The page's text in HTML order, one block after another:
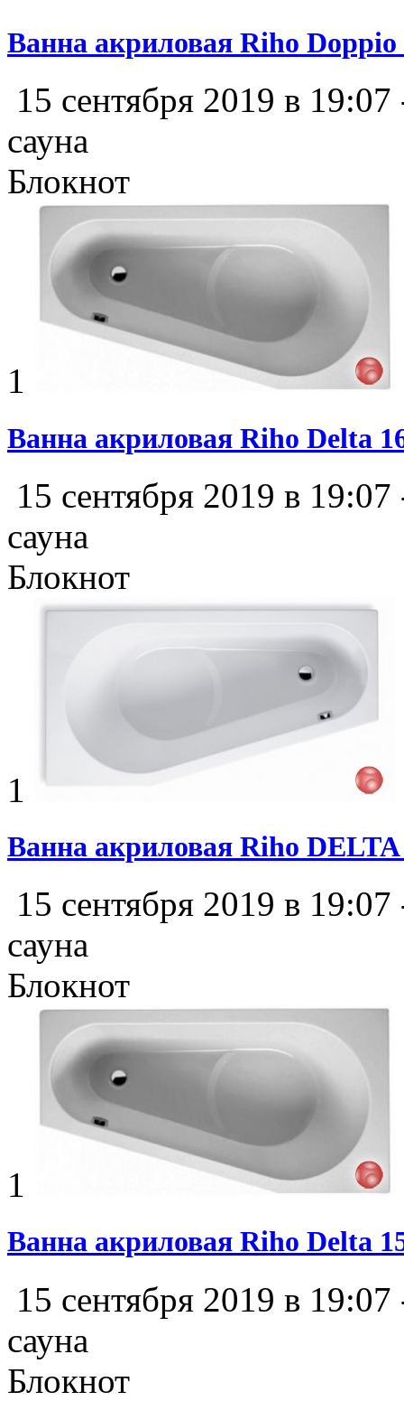
Ванна акриловая Riho Doppio
15 сентября 2019 в
сауна
Блокнот
1
Ванна акриловая Riho Delta
15 сентября 2019 в
сауна
Блокнот
1
Ванна акриловая Riho DELTA
15 сентября 2019 в
сауна
Блокнот
1
Ванна акриловая Riho Delta
15 сентября 2019 в
сауна
Блокнот